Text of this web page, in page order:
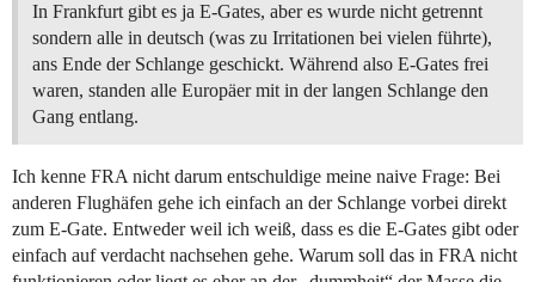
In Frankfurt gibt es ja E-Gates, aber es wurde nicht getrennt
sondern alle in deutsch (was zu Irritationen bei vielen führte),
ans Ende der Schlange geschickt. Während also E-Gates frei
waren, standen alle Europäer mit in der langen Schlange den
Gang entlang.
Ich kenne FRA nicht darum entschuldige meine naive Frage: Bei
anderen Flughäfen gehe ich einfach an der Schlange vorbei direkt
zum E-Gate. Entweder weil ich weiß, dass es die E-Gates gibt oder
einfach auf verdacht nachsehen gehe. Warum soll das in FRA nicht